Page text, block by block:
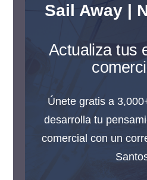
Sail Away |
Actualiza tus
Únete gratis a
desarrolla tu
comercial con un